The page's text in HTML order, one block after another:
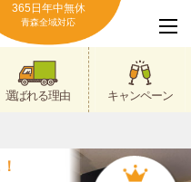
365日年中無休
青森全域対応
選ばれる理由 キャンペーン